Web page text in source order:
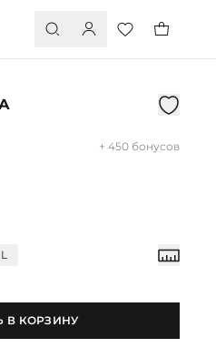
+ 450 бонусов
L
В КОРЗИНУ